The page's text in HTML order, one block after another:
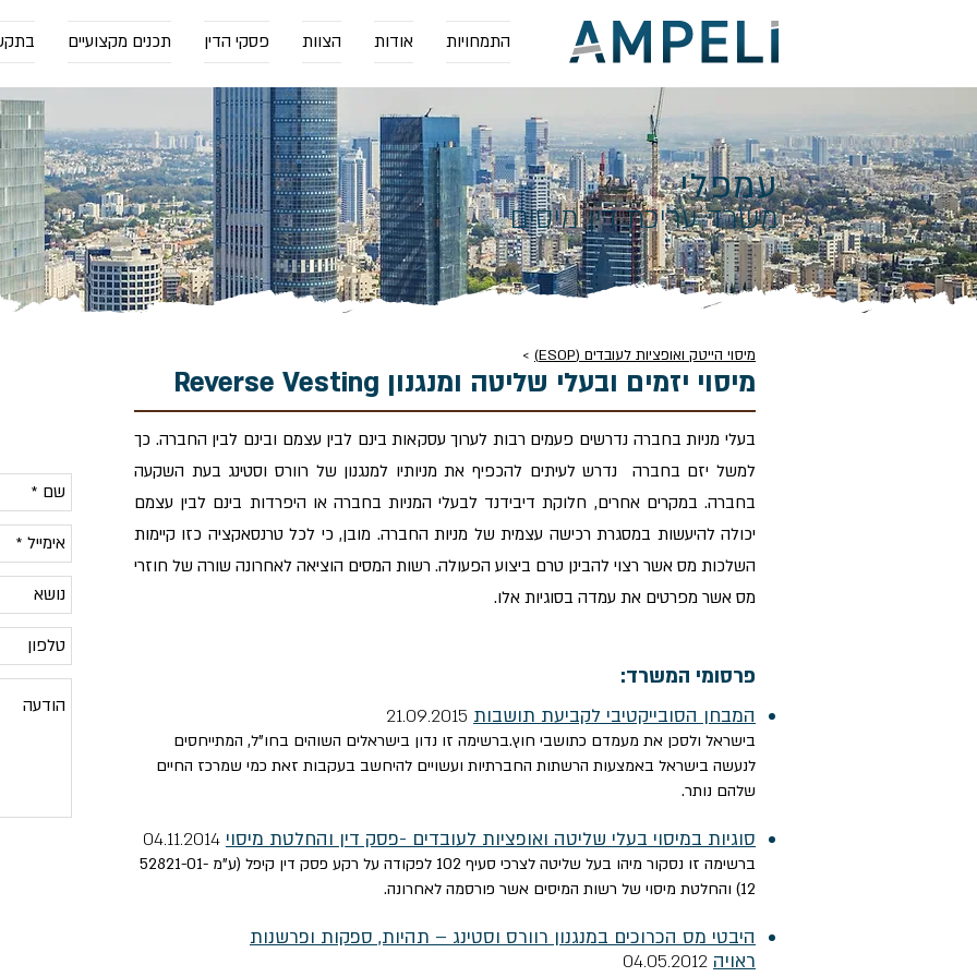
התמחויות אודות הצוות פסקי הדין תכנים מקצועיים
עמפלי
משרד עריכת דין מיסים
מיסוי הייטק ואופציות לעובדים (ESOP) >
מיסוי יזמים ובעלי שליטה ומנגנון Reverse Vesting
בעלי מניות בחברה נדרשים פעמים רבות לערוך עסקאות בינם לבין עצמם ובינם לבין החברה. כך
למשל יזם בחברה נדרש לעיתים להכפיף את מניותיו למנגנון של רוורס וסטינג בעת השקעה
בחברה. במקרים אחרים, חלוקת דיבידנד לבעלי המניות בחברה או היפרדות בינם לבין עצמם
יכולה להיעשות במסגרת רכישה עצמית של מניות החברה. מובן, כי לכל טרנסאקציה כזו קיימות
השלכות מס אשר רצוי להבינן טרם ביצוע הפעולה. רשות המסים הוציאה לאחרונה שורה של חוזרי
מס אשר מפרטים את עמדה בסוגיות אלו.
פרסומי המשרד:
המבחן הסובייקטיבי לקביעת תושבות 21.09.2015
בישראל ולסכן את מעמדם כתושבי חוץ.ברשימה זו נדון בישראלים השוהים בחו"ל, המתייחסים
לנעשה בישראל באמצעות הרשתות החברתיות ועשויים להיחשב בעקבות זאת כמי שמרכז החיים
שלהם נותר.
סוגיות במיסוי בעלי שליטה ואופציות לעובדים -פסק דין והחלטת מיסוי 04.11.2014
ברשימה זו נסקור מיהו בעל שליטה לצרכי סעיף 102 לפקודה על רקע פסק דין קיפל (ע"מ 52821-01-
12) והחלטת מיסוי של רשות המיסים אשר פורסמה לאחרונה.
היבטי מס הכרוכים במנגנון רוורס וסטינג – תהיות, ספקות ופרשנות
ראויה 04.05.2012